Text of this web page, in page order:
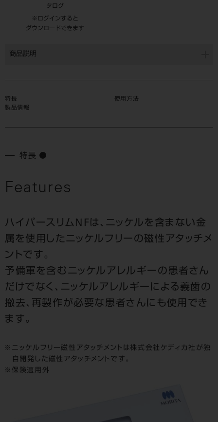
タログ
※ログインすると
ダウンロードできます
商品説明
特長
使用方法
製品情報
特長
Features
ハイパースリムNFは、ニッケルを含まない金
属を使用したニッケルフリーの磁性アタッチメ
ントです。
予備軍を含むニッケルアレルギーの患者さん
だけでなく、ニッケルアレルギーによる義歯の
撤去、再製作が必要な患者さんにも使用でき
ます。
ニッケルフリー磁性アタッチメントは株式会社ケディカ社が独
自開発した磁性アタッチメントです。
保険適用外